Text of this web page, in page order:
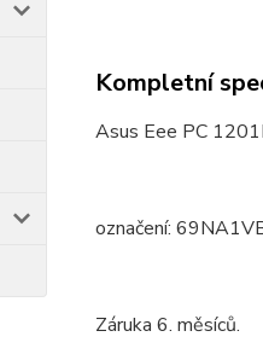
Kompletní
Asus Eee PC
označení:
Záruka 6. měsíců.